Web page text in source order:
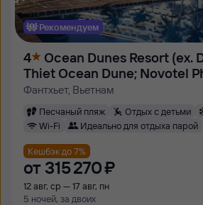
Рекомендуем
4
Ocean Dunes Resort (ex.
Thiet Ocean Dune; Novotel
Ocean Dunes)
Фантхьет, Вьетнам
Песчаный пляж Отдых с детьми
Wi-Fi
Идеально для отдыха парой
Кешбэк до 7%
от 315 ⁠270 ⁠₽
12 авг, ср — 17 авг, пн
5 ночей, за двоих